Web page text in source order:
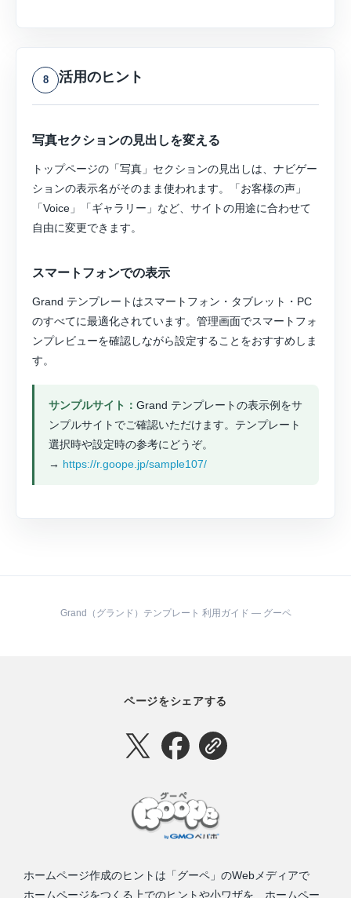
8 活用のヒント
写真セクションの見出しを変える
トップページの「写真」セクションの見出しは、ナビゲー
ションの表示名がそのまま使われます。「お客様の声」
「Voice」「ギャラリー」など、サイトの用途に合わせて
自由に変更できます。
スマートフォンでの表示
Grand テンプレートはスマートフォン・タブレット・PC
のすべてに最適化されています。管理画面でスマートフォ
ンプレビューを確認しながら設定することをおすすめしま
す。
サンプルサイト： Grand テンプレートの表示例をサ
ンプルサイトでご確認いただけます。テンプレート
選択時や設定時の参考にどうぞ。
→ https://r.goope.jp/sample107/
Grand（グランド）テンプレート 利用ガイド ― グーペ
ページをシェアする
ホームページ作成のヒントは「グーペ」のWebメディアで
ホームページをつくる上でのヒントや小ワザを、ホームペー